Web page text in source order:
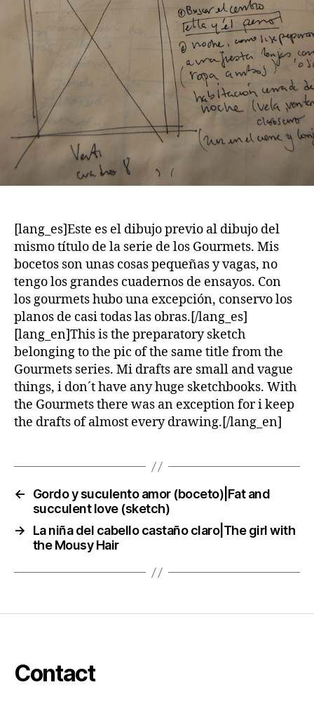
[lang_es]Este es el dibujo previo al dibujo del
mismo título de la serie de los Gourmets. Mis
bocetos son unas cosas pequeñas y vagas, no
tengo los grandes cuadernos de ensayos. Con
los gourmets hubo una excepción, conservo los
planos de casi todas las obras.[/lang_es]
[lang_en]This is the preparatory sketch
belonging to the pic of the same title from the
Gourmets series. Mi drafts are small and vague
things, i don´t have any huge sketchbooks. With
the Gourmets there was an exception for i keep
the drafts of almost every drawing.[/lang_en]
←
Gordo y suculento amor (boceto)|Fat and
succulent love (sketch)
→
La niña del cabello castaño claro|The girl with
the Mousy Hair
Contact